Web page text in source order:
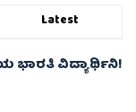
Latest
ವಿದ್ಯಾರ್ಥಿನಿ!